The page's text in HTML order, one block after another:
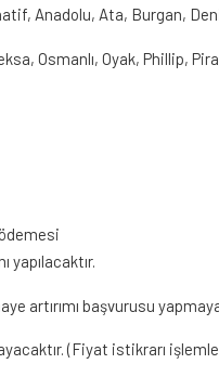
Anadolu, Ata, Burgan,
Osmanlı, Oyak, Phillip,
yapılacaktır.
artırımı başvurusu
(Fiyat istikrarı